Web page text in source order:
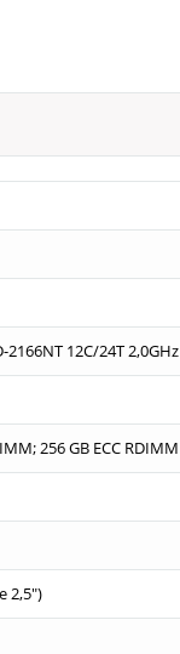
12C/24T
256 GB ECC
2,5")